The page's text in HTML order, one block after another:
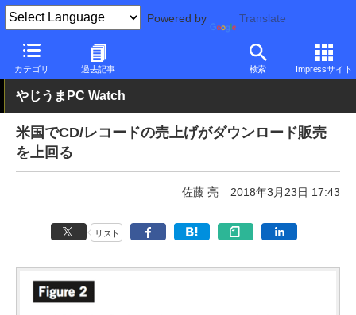
Powered by Translate
カテゴリ 過去記事 検索 Impressサイト
PC Watch 市場 動向
やじうまPC Watch
米国でCD/レコードの売上げがダウンロード販売
を上回る
佐藤 亮 2018年3月23日 17:43
リスト